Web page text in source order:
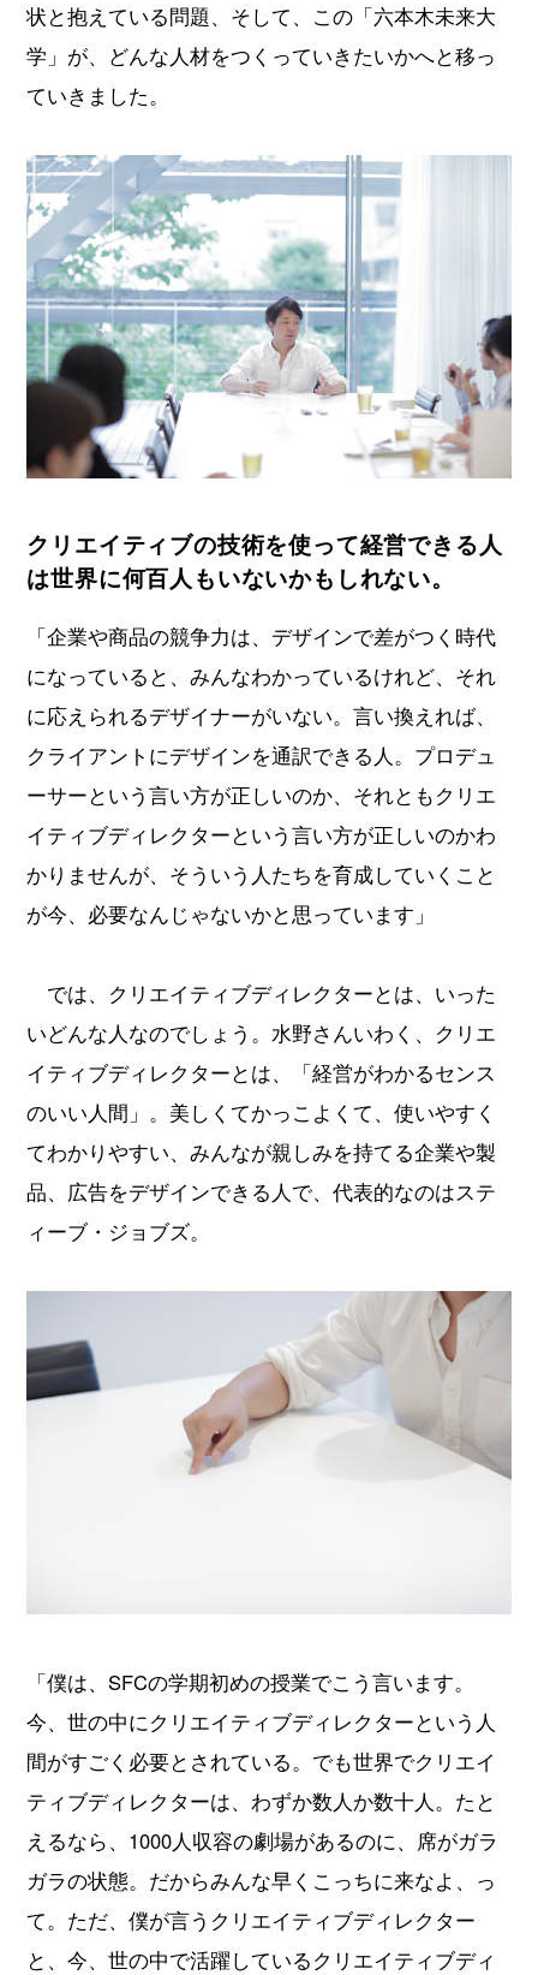
状と抱えている問題、そして、この「六本木未来大
学」が、どんな人材をつくっていきたいかへと移っ
ていきました。
クリエイティブの技術を使って経営できる人
は世界に何百人もいないかもしれない。
「企業や商品の競争力は、デザインで差がつく時代
になっていると、みんなわかっているけれど、それ
に応えられるデザイナーがいない。言い換えれば、
クライアントにデザインを通訳できる人。プロデュ
ーサーという言い方が正しいのか、それともクリエ
イティブディレクターという言い方が正しいのかわ
かりませんが、そういう人たちを育成していくこと
が今、必要なんじゃないかと思っています」
では、クリエイティブディレクターとは、いった
いどんな人なのでしょう。水野さんいわく、クリエ
イティブディレクターとは、「経営がわかるセンス
のいい人間」。美しくてかっこよくて、使いやすく
てわかりやすい、みんなが親しみを持てる企業や製
品、広告をデザインできる人で、代表的なのはステ
ィーブ・ジョブズ。
「僕は、SFCの学期初めの授業でこう言います。
今、世の中にクリエイティブディレクターという人
間がすごく必要とされている。でも世界でクリエイ
ティブディレクターは、わずか数人か数十人。たと
えるなら、1000人収容の劇場があるのに、席がガラ
ガラの状態。だからみんな早くこっちに来なよ、っ
て。ただ、僕が言うクリエイティブディレクター
と、今、世の中で活躍しているクリエイティブディ